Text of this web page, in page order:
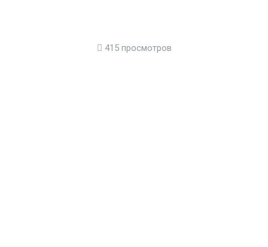
415 просмотров